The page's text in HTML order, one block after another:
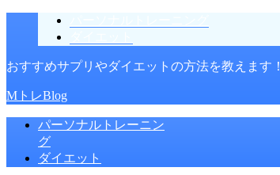
おすすめサプリやダイエットの方法を教えます！
MトレBlog
パーソナルトレーニン
グ
ダイエット